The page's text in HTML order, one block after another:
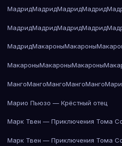
МадридМадридМадридМадрид
МадридМадридМадридМадрид
МадридМакароныМакароны
МакароныМакароныМакароны
МангоМангоМангоМангоМанго
Марио Пьюзо — Крёстный отец
Марк Твен — Приключения Тома
Марк Твен — Приключения Тома